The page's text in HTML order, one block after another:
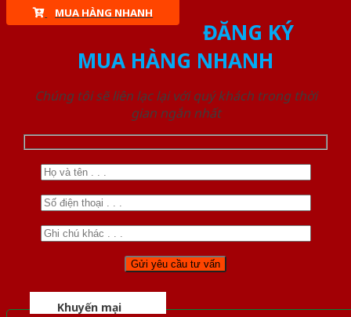
MUA HÀNG NHANH
ĐĂNG KÝ
MUA HÀNG NHANH
Chúng tôi sẽ liên lạc lại với quý khách trong thời
gian ngắn nhất
Khuyến mại